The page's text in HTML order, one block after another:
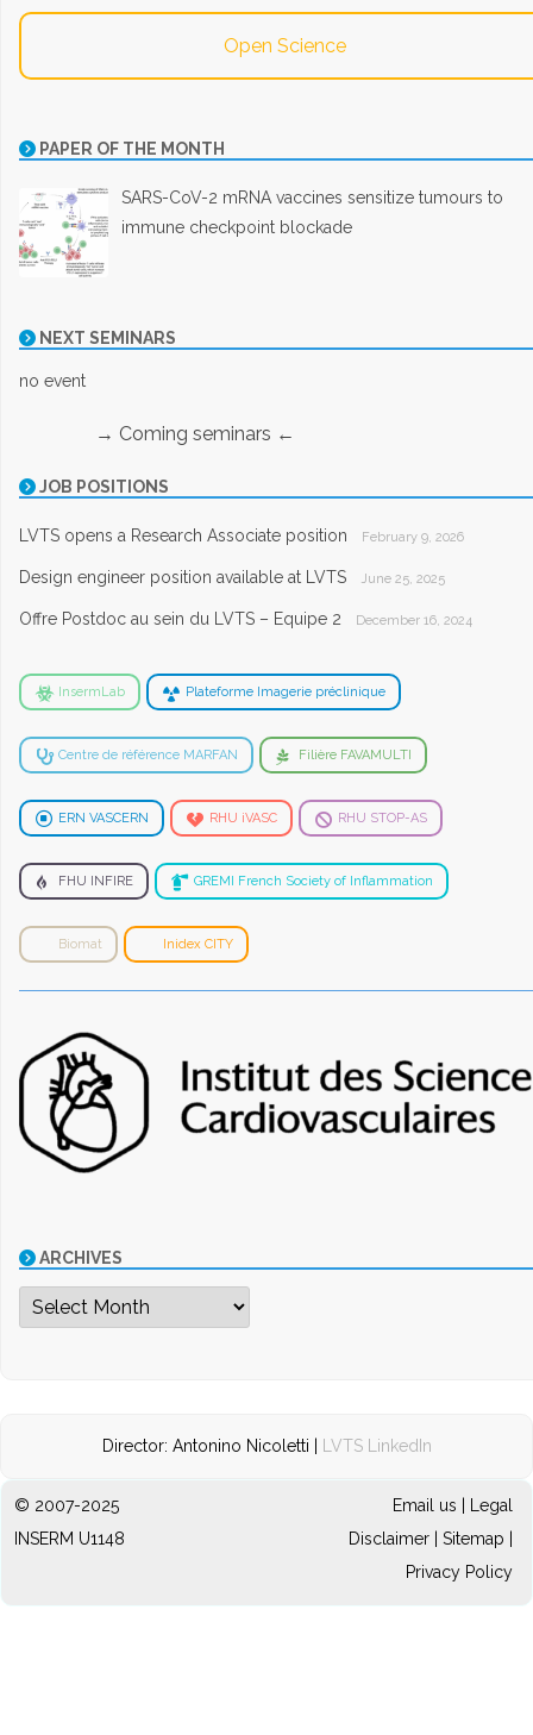
Open Science
PAPER OF THE MONTH
SARS-CoV-2 mRNA vaccines sensitize tumours to
immune checkpoint blockade
NEXT SEMINARS
no event
→ Coming seminars ←
JOB POSITIONS
LVTS opens a Research Associate position February 9, 2026
Design engineer position available at LVTS June 25, 2025
Offre Postdoc au sein du LVTS – Equipe 2 December 16, 2024
InsermLab Plateforme Imagerie préclinique
Centre de référence MARFAN Filière FAVAMULTI
ERN VASCERN RHU iVASC RHU STOP-AS
FHU INFIRE GREMI French Society of Inflammation
Biomat Inidex CITY
ARCHIVES
Archives
Director: Antonino Nicoletti | LVTS LinkedIn
© 2007-2025
INSERM U1148
Email us
Legal
Disclaimer| Sitemap
Privacy Policy